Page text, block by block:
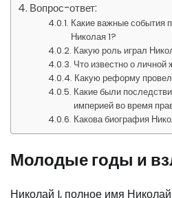
Вопрос-ответ:
Какие важные события
Николая 1?
Какую роль играл
Что известно о личной
Какую реформу
Какие были
империей во время
Какова биография
Молодые годы и
Николай I, полное имя